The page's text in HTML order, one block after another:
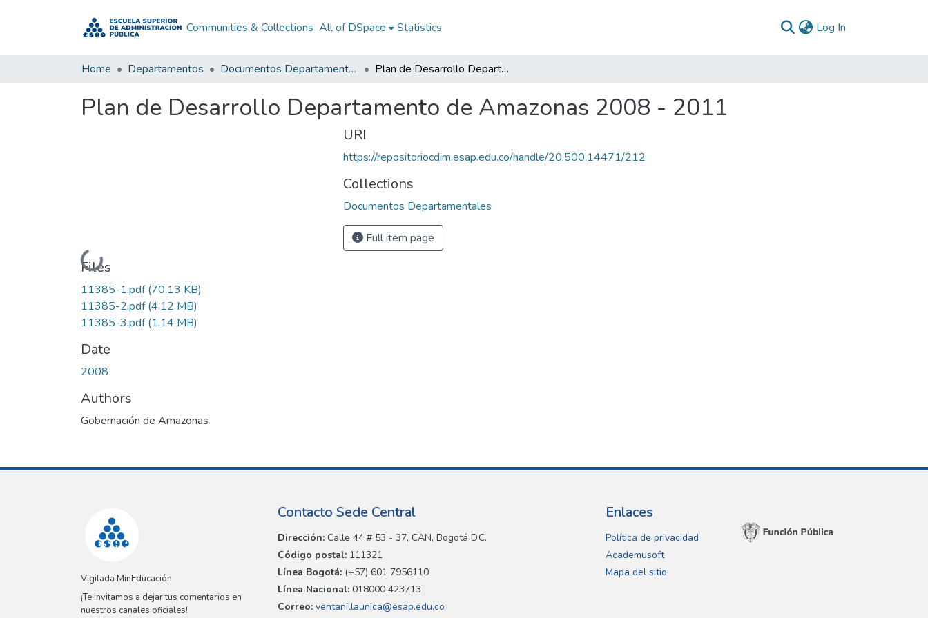
Communities & Collections All of DSpace Statistics Log In
Home Departamentos Documentos Departamentales Plan de Desarrollo Departamento de Amazonas 2008 - 2011
Plan de Desarrollo Departamento de Amazonas 2008 - 2011
Loading...
Files
11385-1.pdf(70.13 KB)
11385-2.pdf(4.12 MB)
11385-3.pdf(1.14 MB)
Date
2008
Authors
Gobernación de Amazonas
URI
https://repositoriocdim.esap.edu.co/handle/20.500.14471/212
Collections
Documentos Departamentales
Full item page
Vigilada MinEducación
¡Te invitamos a dejar tus comentarios en
nuestros canales oficiales!
Contacto Sede Central
Dirección: Calle 44 # 53 - 37, CAN, Bogotá D.C.
Código postal: 111321
Línea Bogotá: (+57) 601 7956110
Línea Nacional: 018000 423713
Correo: ventanillaunica@esap.edu.co
Enlaces
Política de privacidad
Academusoft
Mapa del sitio